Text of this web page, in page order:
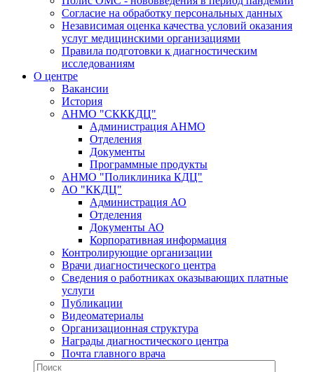
Согласие на обработку персональных данных
Независимая оценка качества условий оказания
услуг медицинскими организациями
Правила подготовки к диагностическим
исследованиям
О центре
Вакансии
История
АНМО "СКККДЦ"
Администрация АНМО
Отделения
Документы
Программные продукты
АНМО "Поликлиника КДЦ"
АО "ККДЦ"
Администрация АО
Отделения
Документы АО
Корпоративная информация
Контролирующие организации
Врачи диагностического центра
Сведения о работниках оказывающих платные
услуги
Публикации
Видеоматериалы
Организационная структура
Награды диагностического центра
Почта главного врача